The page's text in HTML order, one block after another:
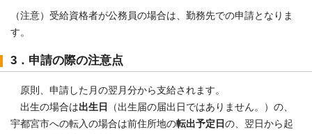
（注意）受給資格者が公務員の場合は、勤務先での申請となりま
す。
3．申請の際の注意点
原則、申請した月の翌月分から支給されます。
出生の場合は出生日
（出生届の届出日ではありません。）の、
宇都宮市への転入の場合は前住所地の転出予定日 の、翌日から起